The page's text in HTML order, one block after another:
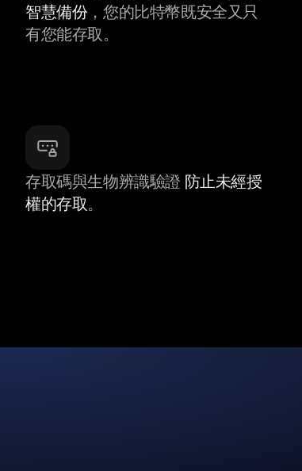
智慧備份，您的比特幣既安全又只
有您能存取。
存取碼與生物辨識驗證 防止未經授
權的存取。